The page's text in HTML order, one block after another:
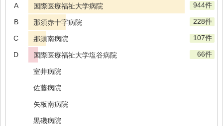
A 国際医療福祉大学病院 944件
B 那須赤十字病院 228件
C 那須南病院 107件
D 国際医療福祉大学塩谷病院 66件
室井病院
佐藤病院
矢板南病院
黒磯病院